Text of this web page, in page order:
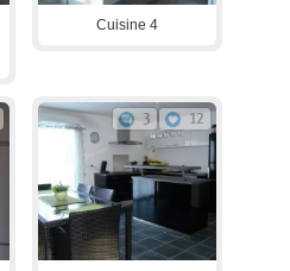
Cuisine 4
3 12